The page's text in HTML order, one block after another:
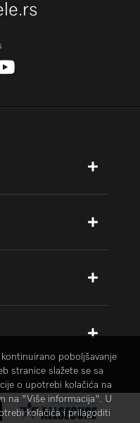
poboljšavanje
stranice slažete se sa
o upotrebi kolačića na
na "Više informacija". U
kolačića i prilagoditi